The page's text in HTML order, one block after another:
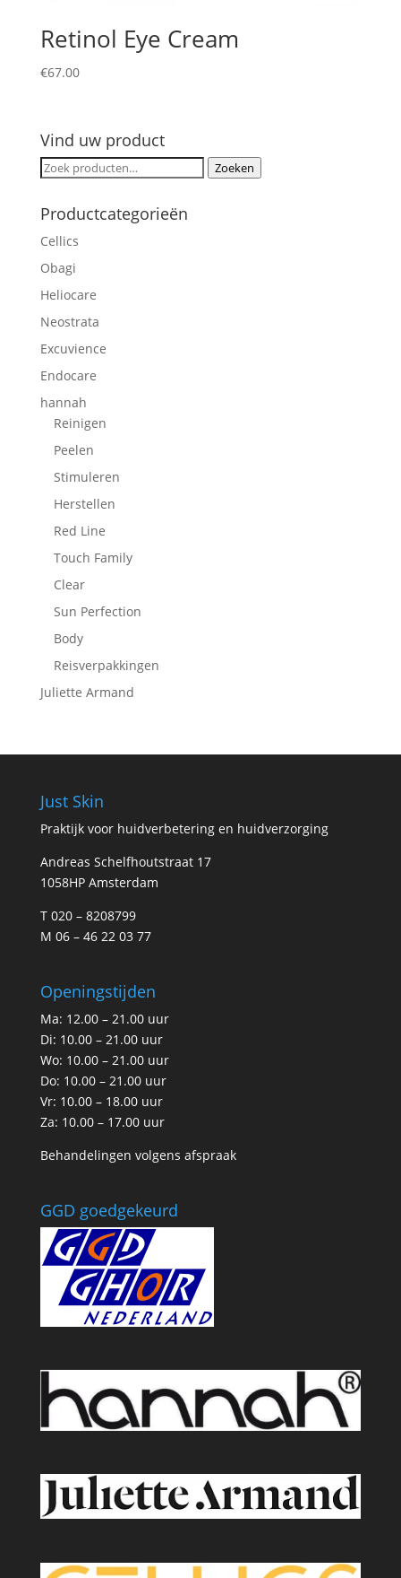
Retinol Eye Cream
€67.00
Vind uw product
Zoeken
Zoeken
Productcategorieën
Cellics
Obagi
Heliocare
Neostrata
Excuvience
Endocare
hannah
Reinigen
Peelen
Stimuleren
Herstellen
Red Line
Touch Family
Clear
Sun Perfection
Body
Reisverpakkingen
Juliette Armand
Just Skin
Praktijk voor huidverbetering en huidverzorging
Andreas Schelfhoutstraat 17
1058HP Amsterdam
T 020 – 8208799
M 06 – 46 22 03 77
Openingstijden
Ma: 12.00 – 21.00 uur
Di: 10.00 – 21.00 uur
Wo: 10.00 – 21.00 uur
Do: 10.00 – 21.00 uur
Vr: 10.00 – 18.00 uur
Za: 10.00 – 17.00 uur
Behandelingen volgens afspraak
GGD goedgekeurd